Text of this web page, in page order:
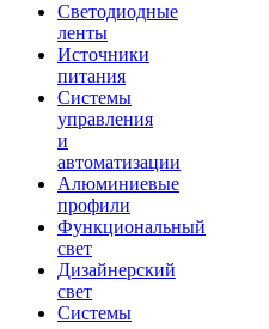
Светодиодные
ленты
Источники
питания
Системы
управления
и
автоматизации
Алюминиевые
профили
Функциональный
свет
Дизайнерский
свет
Системы